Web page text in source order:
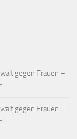
gegen Frauen –
gegen Frauen –